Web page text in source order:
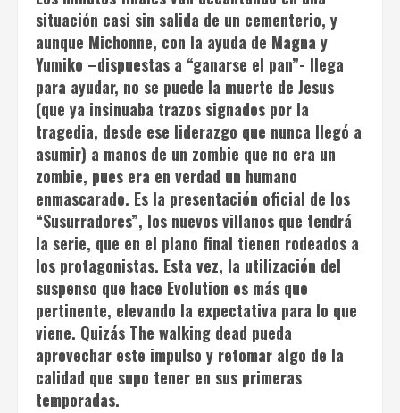
situación casi sin salida de un cementerio, y
aunque Michonne, con la ayuda de Magna y
Yumiko –dispuestas a “ganarse el pan”- llega
para ayudar, no se puede la muerte de Jesus
(que ya insinuaba trazos signados por la
tragedia, desde ese liderazgo que nunca llegó a
asumir) a manos de un zombie que no era un
zombie, pues era en verdad un humano
enmascarado. Es la presentación oficial de los
“Susurradores”, los nuevos villanos que tendrá
la serie, que en el plano final tienen rodeados a
los protagonistas. Esta vez, la utilización del
suspenso que hace Evolution es más que
pertinente, elevando la expectativa para lo que
viene. Quizás The walking dead pueda
aprovechar este impulso y retomar algo de la
calidad que supo tener en sus primeras
temporadas.